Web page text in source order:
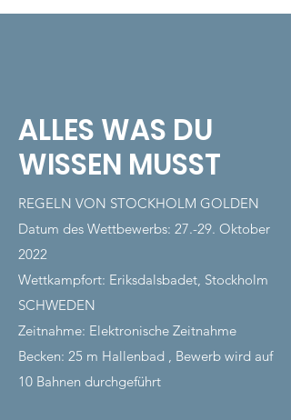
ALLES WAS DU
WISSEN MUSST
REGELN VON STOCKHOLM GOLDEN
Datum des Wettbewerbs: 27.-29. Oktober
2022
Wettkampfort: Eriksdalsbadet, Stockholm
SCHWEDEN
Zeitnahme: Elektronische Zeitnahme
Becken: 25 m Hallenbad , Bewerb wird auf
10 Bahnen durchgeführt